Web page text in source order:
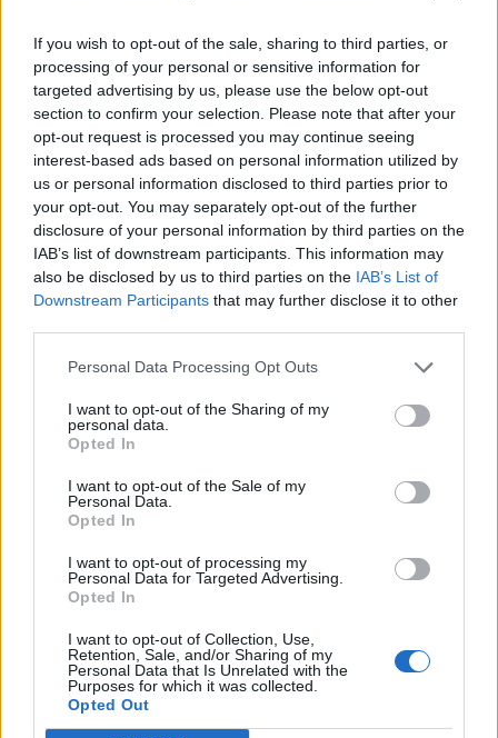
If you wish to opt-out of the sale, sharing to third parties, or
processing of your personal or sensitive information for
targeted advertising by us, please use the below opt-out
section to confirm your selection. Please note that after your
opt-out request is processed you may continue seeing
interest-based ads based on personal information utilized by
us or personal information disclosed to third parties prior to
your opt-out. You may separately opt-out of the further
disclosure of your personal information by third parties on the
IAB’s list of downstream participants. This information may
also be disclosed by us to third parties on the IAB’s List of
Downstream Participants that may further disclose it to other
Personal Data Processing Opt Outs
I want to opt-out of the Sharing of my
personal data.
Opted In
I want to opt-out of the Sale of my
Personal Data.
Opted In
I want to opt-out of processing my
Personal Data for Targeted Advertising.
Opted In
I want to opt-out of Collection, Use,
Retention, Sale, and/or Sharing of my
Personal Data that Is Unrelated with the
Purposes for which it was collected.
Opted Out
René-Charles Angélil : l’énorme somme que le fils de
Céline Dion vient d’empocher, « C’est fou »
17 juillet 2025